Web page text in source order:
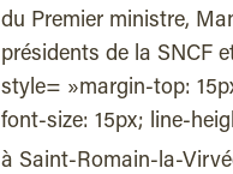
du Premier ministre,
présidents de la SNCF
style= »margin-top:
font-size: 15px; line-
à Saint-Romain-la-